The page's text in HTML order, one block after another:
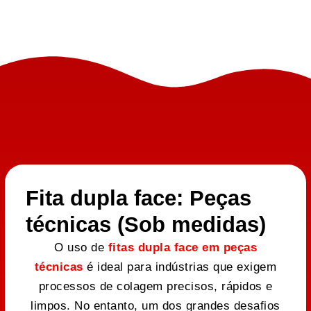
Fita dupla face: Peças
técnicas (Sob medidas)
O uso de fitas dupla face em peças
técnicas é ideal para indústrias que exigem
processos de colagem precisos, rápidos e
limpos. No entanto, um dos grandes desafios